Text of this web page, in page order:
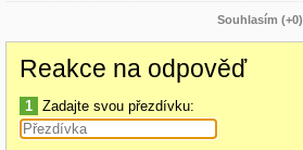
Souhlasím (+0)
Reakce na odpověď
1 Zadajte svou přezdívku: